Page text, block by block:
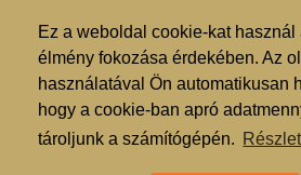
Ez a weboldal cookie-kat használ
élmény fokozása érdekében. Az
használatával Ön automatikusan
hogy a cookie-ban apró
tároljunk a számítógépén.
© Nyíregyházi Kosár
Hogyan lehet
GDPR